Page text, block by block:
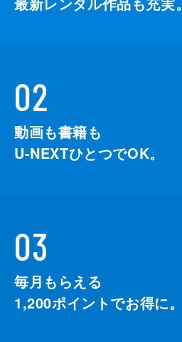
02
動画も書籍も
U-NEXTひとつでOK。
03
毎月もらえる
1,200ポイントでお得に。